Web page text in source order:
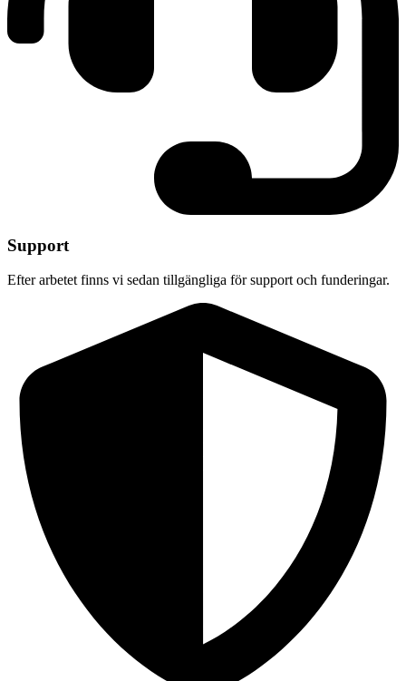
Support
Efter arbetet finns vi sedan tillgängliga för support och funderingar.